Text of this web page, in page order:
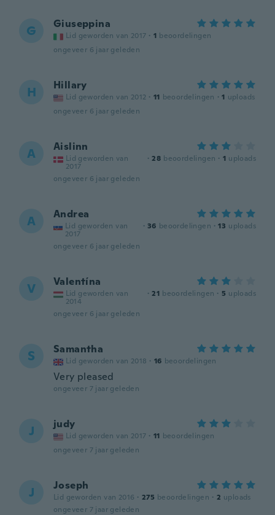
G Giuseppina
Lid geworden van 2017 · 1 beoordelingen
ongeveer 6 jaar geleden
H Hillary
Lid geworden van 2012 · 11 beoordelingen · 1 uploads
ongeveer 6 jaar geleden
A Aislinn
Lid geworden van
2017
· 28 beoordelingen · 1 uploads
ongeveer 6 jaar geleden
A Andrea
Lid geworden van
2017
· 36 beoordelingen · 13 uploads
ongeveer 6 jaar geleden
V Valentína
Lid geworden van
2014
· 21 beoordelingen · 5 uploads
ongeveer 6 jaar geleden
S Samantha
Lid geworden van 2018 · 16 beoordelingen
Very pleased
ongeveer 7 jaar geleden
J judy
Lid geworden van 2017 · 11 beoordelingen
ongeveer 7 jaar geleden
J Joseph
Lid geworden van 2016 · 275 beoordelingen · 2 uploads
ongeveer 7 jaar geleden